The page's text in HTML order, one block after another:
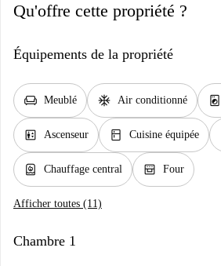
Qu'offre cette propriété ?
Équipements de la propriété
chair Meublé ac_unit Air conditionné local_laundry_service
elevator Ascenseur kitchen Cuisine équipée
water_heater Chauffage central oven_gen Four
Afficher toutes (11)
Chambre 1